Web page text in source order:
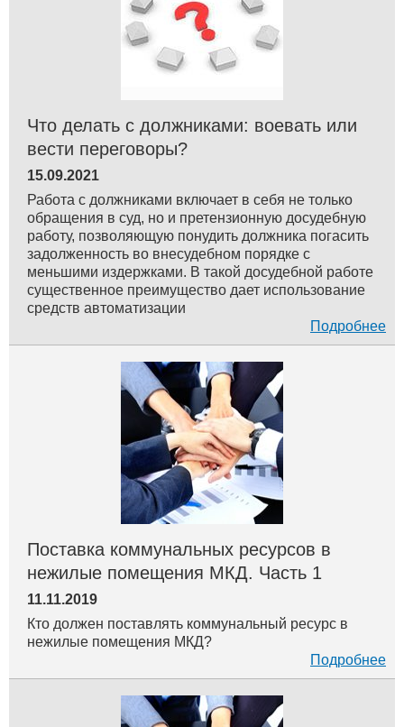
Что делать с должниками: воевать или
вести переговоры?
15.09.2021
Работа с должниками включает в себя не только
обращения в суд, но и претензионную досудебную
работу, позволяющую понудить должника погасить
задолженность во внесудебном порядке с
меньшими издержками. В такой досудебной работе
существенное преимущество дает использование
средств автоматизации
Подробнее
Поставка коммунальных ресурсов в
нежилые помещения МКД. Часть 1
11.11.2019
Кто должен поставлять коммунальный ресурс в
нежилые помещения МКД?
Подробнее